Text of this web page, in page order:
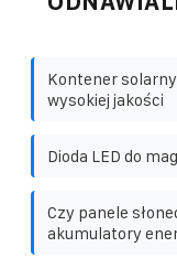
Kontener
wysokiej jakości
Dioda LED do
Czy panele
akumulatory